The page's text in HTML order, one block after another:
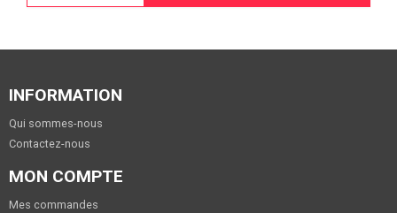
INFORMATION
Qui sommes-nous
Contactez-nous
MON COMPTE
Mes commandes